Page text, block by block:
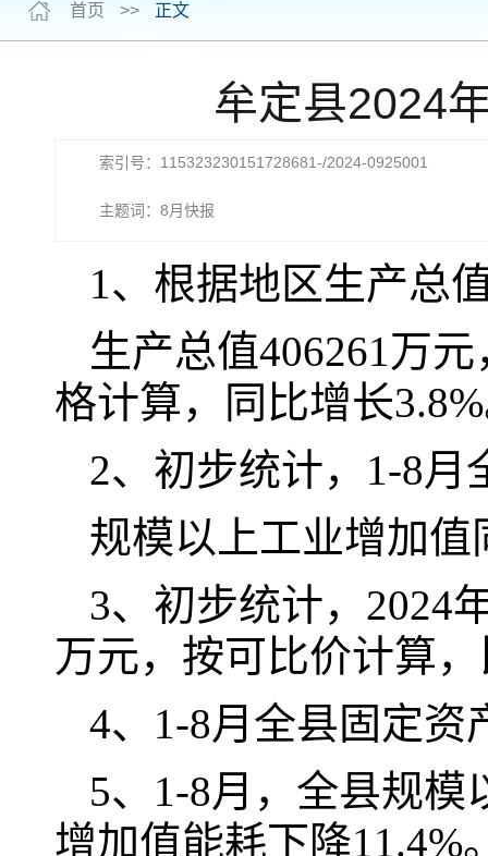
首页 >> 正文
牟定县2024
索引号：115323230151728681-/2024-0925001
主题词：8月快报
1、根据地区生产总
生产总值406261万
格计算，同比增长
2、初步统计，1-8月
规模以上工业增加值
3、初步统计，2024
万元，按可比价计算
4、1-8月全县固定资
5、1-8月，全县规模
增加值能耗下降11.4%